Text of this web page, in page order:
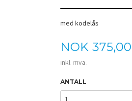
med kodelås
Pris
NOK 375,00
inkl. mva.
ANTALL